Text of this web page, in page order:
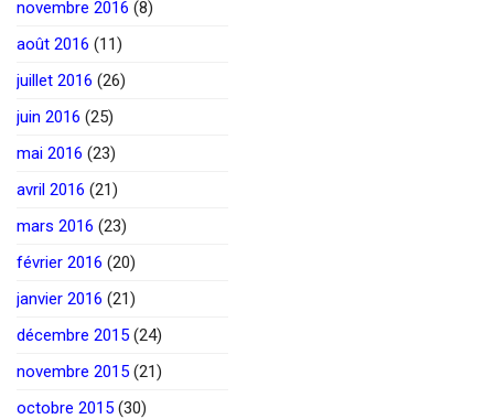
novembre 2016 (8)
août 2016 (11)
juillet 2016 (26)
juin 2016 (25)
mai 2016 (23)
avril 2016 (21)
mars 2016 (23)
février 2016 (20)
janvier 2016 (21)
décembre 2015 (24)
novembre 2015 (21)
octobre 2015 (30)